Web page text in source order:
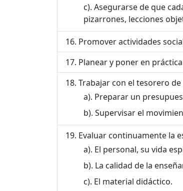
Asegurarse de que
pizarrones, lecciones
Promover actividades
Planear y poner en
Trabajar con el tesorero
Preparar un
Supervisar el
Evaluar continuamente la
El personal, su vida
La calidad de la
El material didáctico.